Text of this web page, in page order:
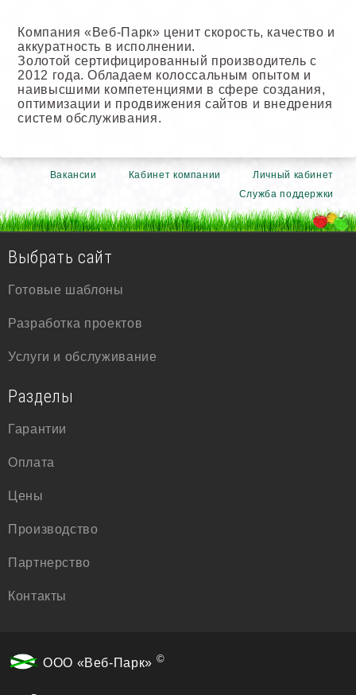
Компания «Веб-Парк» ценит скорость, качество и
аккуратность в исполнении.
Золотой сертифицированный производитель с
2012 года. Обладаем колоссальным опытом и
наивысшими компетенциями в сфере создания,
оптимизации и продвижения сайтов и внедрения
систем обслуживания.
Вакансии Кабинет компании
Личный кабинет
Служба поддержки
Выбрать сайт
Готовые шаблоны
Разработка проектов
Услуги и обслуживание
Разделы
Гарантии
Оплата
Цены
Производство
Партнерство
Контакты
ООО «Веб-Парк» ©